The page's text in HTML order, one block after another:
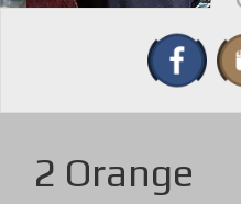
2 Orange